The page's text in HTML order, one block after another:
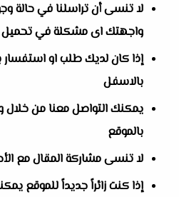
لا تنسى أن تراسلنا في حالة
واجهتك اى مشكلة في تحميل
إذا كان لديك طلب او
بالاسفل
يمكنك التواصل معنا من خلال
بالموقع
لا تنسى مشاركة المقال مع
إذا كنت زائراً جديداً للموقع